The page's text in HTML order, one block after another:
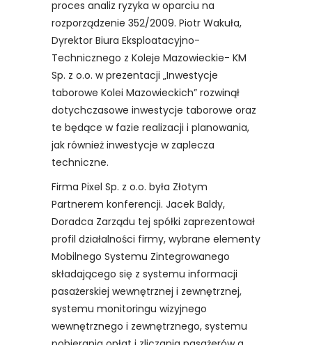
proces analiz ryzyka w oparciu na
rozporządzenie 352/2009. Piotr Wakuła,
Dyrektor Biura Eksploatacyjno-
Technicznego z Koleje Mazowieckie- KM
Sp. z o.o. w prezentacji „Inwestycje
taborowe Kolei Mazowieckich” rozwinął
dotychczasowe inwestycje taborowe oraz
te będące w fazie realizacji i planowania,
jak również inwestycje w zaplecza
techniczne.
Firma Pixel Sp. z o.o. była Złotym
Partnerem konferencji. Jacek Baldy,
Doradca Zarządu tej spółki zaprezentował
profil działalności firmy, wybrane elementy
Mobilnego Systemu Zintegrowanego
składającego się z systemu informacji
pasażerskiej wewnętrznej i zewnętrznej,
systemu monitoringu wizyjnego
wewnętrznego i zewnętrznego, systemu